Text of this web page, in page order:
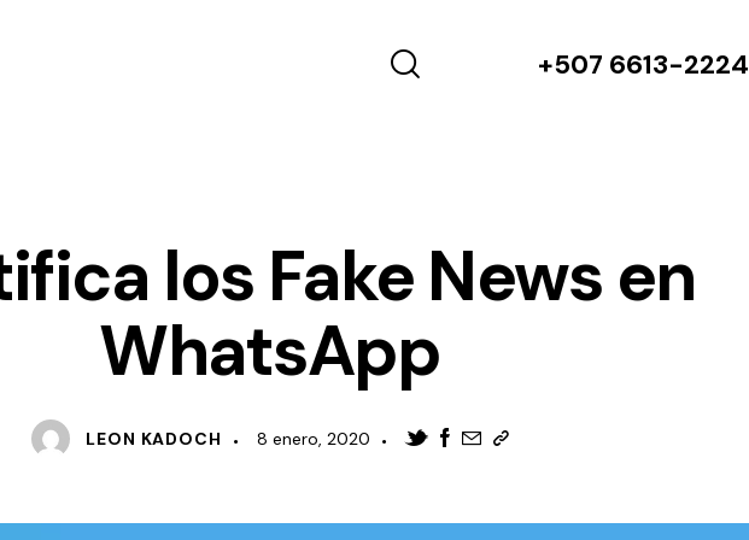
+507 6613-2224
los Fake News en
WhatsApp
LEON KADOCH 8 enero, 2020